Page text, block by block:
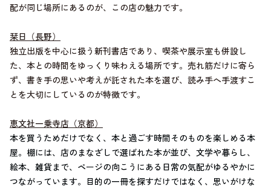
配が同じ場所にあるのが、この店の魅力です。
栞日（長野）
独立出版を中心に扱う新刊書店であり、喫茶や展示室も併設し
た、本との時間をゆっくり味わえる場所です。売れ筋だけに寄ら
ず、書き手の思いや考えが託された本を選び、読み手へ手渡すこ
とを大切にしているのが特徴です。
恵文社一乗寺店（京都）
本を買うためだけでなく、本と過ごす時間そのものを楽しめる本
屋。棚には、店のまなざしで選ばれた本が並び、文学や暮らし、
絵本、雑貨まで、ページの向こうにある日常の気配がゆるやかに
つながっています。目的の一冊を探すだけではなく、思いがけな